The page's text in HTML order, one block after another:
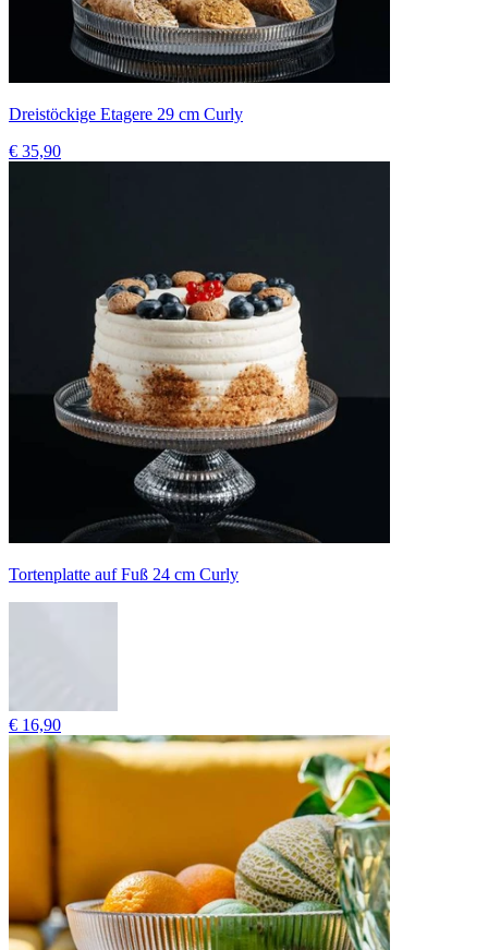
Dreistöckige Etagere 29 cm Curly
€ 35,90
Tortenplatte auf Fuß 24 cm Curly
€ 16,90